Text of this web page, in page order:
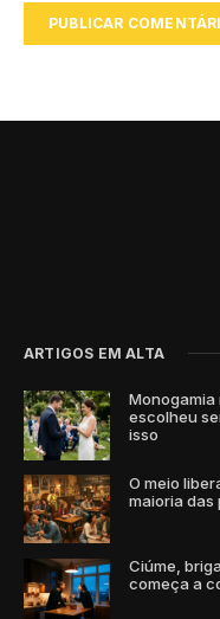
ARTIGOS EM ALTA
escolheu
isso
O meio
maioria das
Ciúme,
começa a